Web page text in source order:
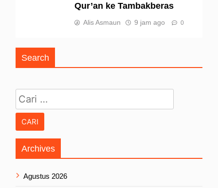
Qur’an ke Tambakberas
Alis Asmaun 9 jam ago 0
Search
Archives
Agustus 2026